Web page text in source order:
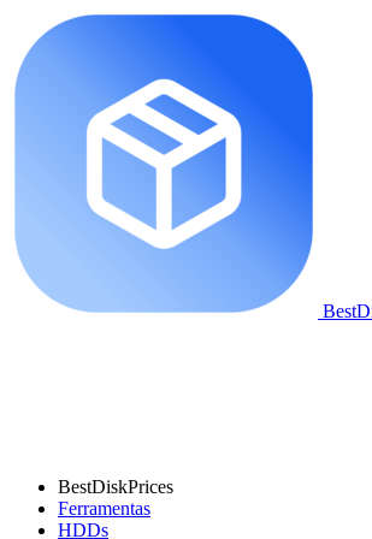
BestDiskPrices
Ferramentas
HDDs